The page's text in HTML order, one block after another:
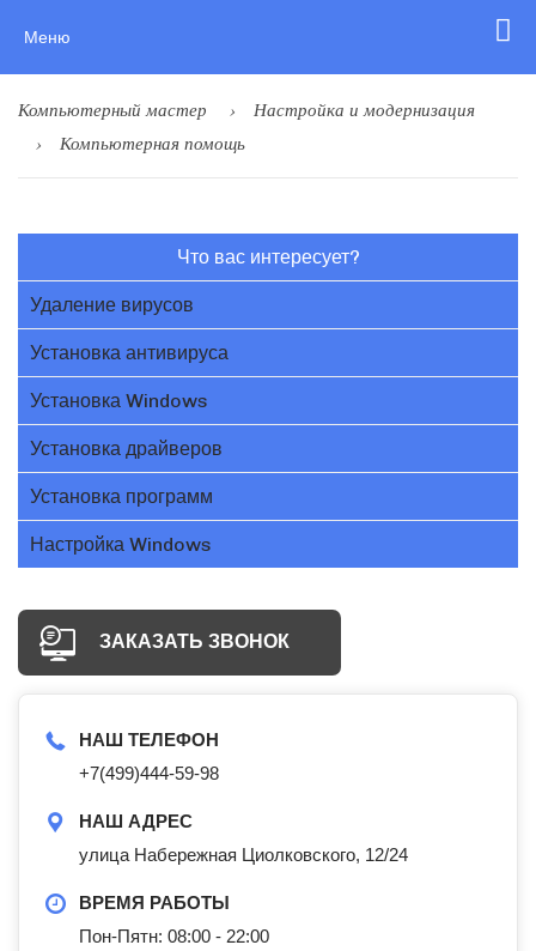
Меню
Компьютерный мастер
Настройка и модернизация
Компьютерная помощь
Что вас интересует?
Удаление вирусов
Установка антивируса
Установка Windows
Установка драйверов
Установка программ
Настройка Windows
ЗАКАЗАТЬ ЗВОНОК
НАШ ТЕЛЕФОН
+7(499)444-59-98
НАШ АДРЕС
улица Набережная Циолковского, 12/24
ВРЕМЯ РАБОТЫ
Пон-Пятн: 08:00 - 22:00